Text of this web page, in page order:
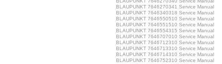
BLAUPUNKT 7646270341 Service Manual
BLAUPUNKT 7646340318 Service Manual
BLAUPUNKT 7646550510 Service Manual
BLAUPUNKT 7646551510 Service Manual
BLAUPUNKT 7646554315 Service Manual
BLAUPUNKT 7646707010 Service Manual
BLAUPUNKT 7646712310 Service Manual
BLAUPUNKT 7646713310 Service Manual
BLAUPUNKT 7646714310 Service Manual
BLAUPUNKT 7646752310 Service Manual